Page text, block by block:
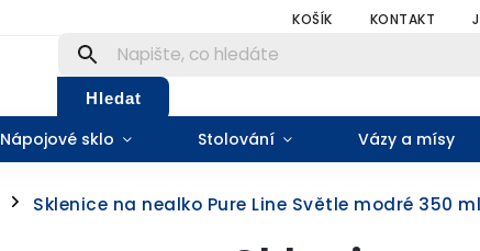
KOŠÍK KONTAKT
Hledat
Nápojové sklo Stolování Vázy a mísy
/ Sklenice na nealko Pure Line Světle modré 350